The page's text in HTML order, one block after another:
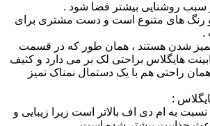
روشنایی بیشتر فضا شود .
رنگ های متنوع است و دست مشتری برای
.
تمیز شدن هستند ، همان طور که در قسمت
هایگلاس براحتی لک بر می دارد و کثیف
راحتی هم با یک دستمال نمناک تمیز
:
به ام دی اف بالاتر است زیرا زیبایی و